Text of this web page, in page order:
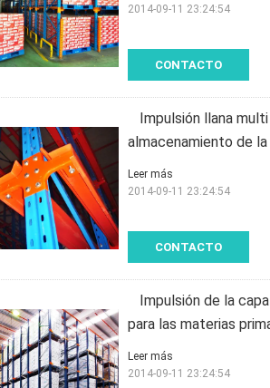
CONTACTO
2014-09-11 23:24:54
Impulsión llana
almacenamiento de
CONTACTO
Leer más
2014-09-11 23:24:54
Impulsión de la
para las materias
Leer más
2014-09-11 23:24:54